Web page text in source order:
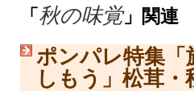
「 秋の味覚」関連
ポンパレ特集
しもう」松茸